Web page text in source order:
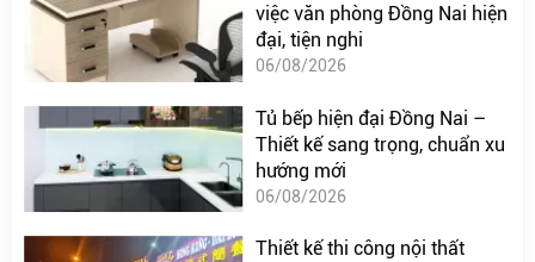
việc văn phòng Đồng Nai hiện
đại, tiện nghi
06/08/2026
Tủ bếp hiện đại Đồng Nai –
Thiết kế sang trọng, chuẩn xu
hướng mới
06/08/2026
Thiết kế thi công nội thất